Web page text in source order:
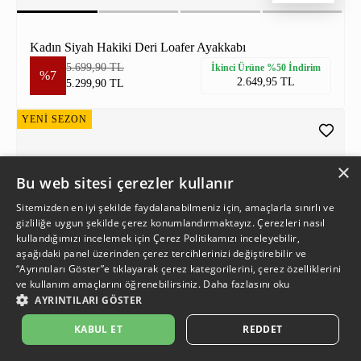
Kadın Siyah Hakiki Deri Loafer Ayakkabı
%7
5.699,90 TL
5.299,90 TL
İkinci Ürüne %50 İndirim
2.649,95 TL
YENİ SEZON
×
Bu web sitesi çerezler kullanır
Sitemizden en iyi şekilde faydalanabilmeniz için, amaçlarla sınırlı ve
gizliliğe uygun şekilde çerez konumlandırmaktayız. Çerezleri nasıl
kullandığımızı incelemek içinÇerez Politikamızı inceleyebilir,
aşağıdaki panel üzerinden çerez tercihlerinizi değiştirebilir ve
“Ayrıntıları Göster”e tıklayarak çerez kategorilerini, çerez özelliklerini
ve kullanım amaçlarını öğrenebilirsiniz. Daha fazlasını oku
AYRINTILARI GÖSTER
KABUL ET REDDET